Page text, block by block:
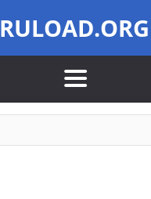
RULOAD.ORG